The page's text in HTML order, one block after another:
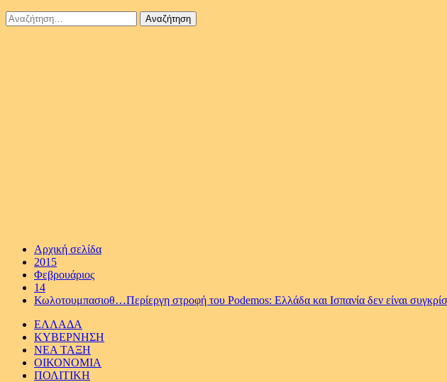
Αναζήτηση
για:
Αρχική σελίδα
2015
Φεβρουάριος
14
Κωλοτουμπασιοθ…Περίεργη στροφή του Podemos: Ελλάδα και Ισπανία δεν είναι
ΕΛΛΑΔΑ
ΚΥΒΕΡΝΗΣΗ
ΝΕΑ ΤΑΞΗ
ΟΙΚΟΝΟΜΙΑ
ΠΟΛΙΤΙΚΗ